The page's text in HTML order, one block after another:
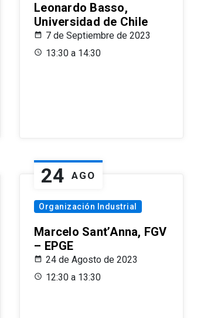
Leonardo Basso,
Universidad de Chile
7 de Septiembre de 2023
13:30 a 14:30
24 AGO
Organización Industrial
Marcelo Sant’Anna, FGV
– EPGE
24 de Agosto de 2023
12:30 a 13:30